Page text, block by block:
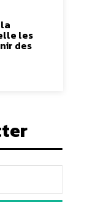
la
les
des